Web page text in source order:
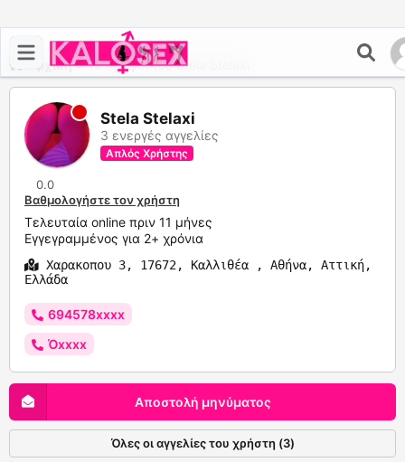
Αρχική >Το προφίλ του Stela Stelaxi
Stela Stelaxi
3 ενεργές αγγελίες
Απλός Χρήστης
0.0
Βαθμολογήστε τον χρήστη
Τελευταία online πριν 11 μήνες
Εγγεγραμμένος για 2+ χρόνια
Χαρακοπου 3, 17672, Καλλιθέα , Αθήνα, Αττική,
Ελλάδα
694578xxxx
Όxxxx
Αποστολή μηνύματος
Όλες οι αγγελίες του χρήστη (3)